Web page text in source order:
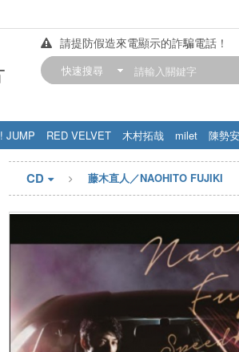
佳佳唱片
請提防假造來電顯示的詐騙電話！
【中華門市營業時間調整公告】
快速搜尋
JUMP RED VELVET 木村拓哉 milet
陳勢安
周杰伦
CD 藤木直人／NAOHITO FUJIKI